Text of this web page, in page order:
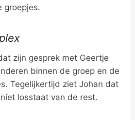
groepjes.
zijn gesprek met Geertje
binnen de groep en de
Tegelijkertijd ziet Johan dat
losstaat van de rest.